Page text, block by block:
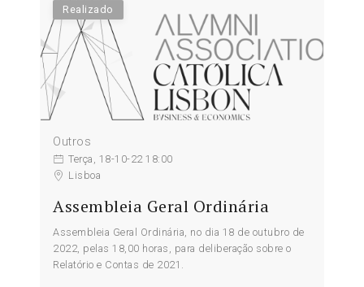
Realizado
Outros
Terça, 18-10-22 18:00
Lisboa
Assembleia Geral Ordinária
Assembleia Geral Ordinária, no dia 18 de outubro de
2022, pelas 18,00 horas, para deliberação sobre o
Relatório e Contas de 2021.